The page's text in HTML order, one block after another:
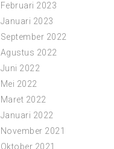
Februari 2023
Januari 2023
September 2022
Agustus 2022
Juni 2022
Mei 2022
Maret 2022
Januari 2022
November 2021
Oktober 2021